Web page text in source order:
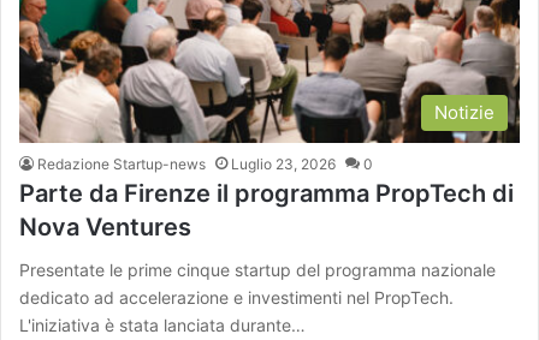
Notizie
Redazione Startup-news Luglio 23, 2026 0
Parte da Firenze il programma PropTech di
Nova Ventures
Presentate le prime cinque startup del programma nazionale
dedicato ad accelerazione e investimenti nel PropTech.
L'iniziativa è stata lanciata durante…